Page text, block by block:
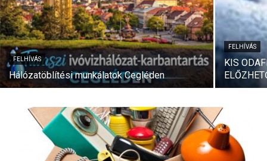
FELHÍVÁS
Hálózatöblítési munkálatok Cegléden
FELHÍVÁS
KIS